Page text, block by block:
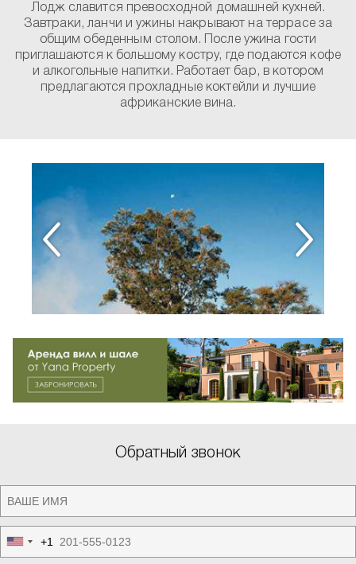
Лодж славится превосходной домашней кухней.
Завтраки, ланчи и ужины накрывают на террасе за
общим обеденным столом. После ужина гости
приглашаются к большому костру, где подаются кофе
и алкогольные напитки. Работает бар, в котором
предлагаются прохладные коктейли и лучшие
африканские вина.
Обратный звонок
United
States
+1